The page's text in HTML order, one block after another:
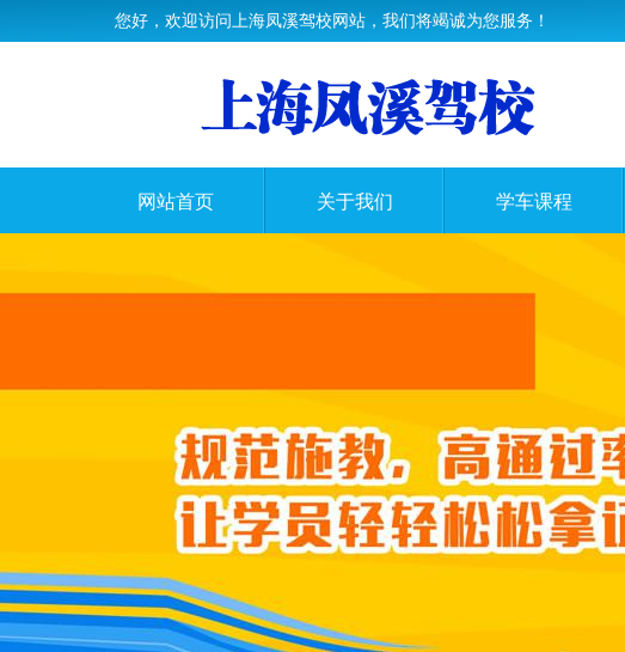
您好，欢迎访问上海凤溪驾校网站，我们将竭诚为您服务！
网站首页 关于我们 学车课程